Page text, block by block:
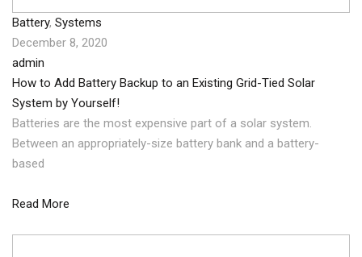
Battery, Systems
December 8, 2020
admin
How to Add Battery Backup to an Existing Grid-Tied Solar
System by Yourself!
Batteries are the most expensive part of a solar system.
Between an appropriately-size battery bank and a battery-
based
Read More